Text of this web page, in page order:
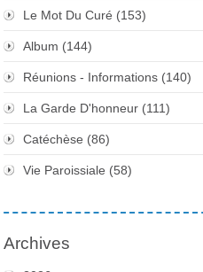
Le Mot Du Curé (153)
Album (144)
Réunions - Informations (140)
La Garde D'honneur (111)
Catéchèse (86)
Vie Paroissiale (58)
Archives